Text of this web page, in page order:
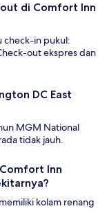
di Comfort Inn
check-in pukul:
out ekspres dan
DC East
MGM National
tidak jauh.
Inn
kolam renang